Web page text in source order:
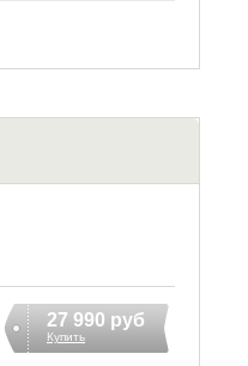
27 990 руб
Купить